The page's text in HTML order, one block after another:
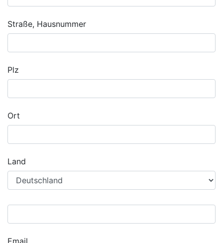
Straße, Hausnummer
Plz
Ort
Land
Email